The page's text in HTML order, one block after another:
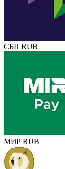
СБП RUB
МИР RUB